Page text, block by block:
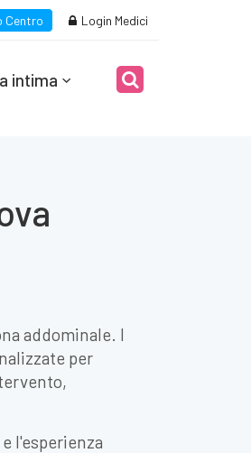
Centro Login Medici
intima
addominale. I
per
l'esperienza